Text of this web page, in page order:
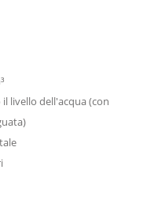
livello dell'acqua (con